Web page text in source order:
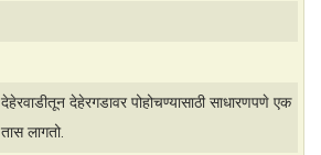
देहेरवाडीतून देहेरगडावर पोहोचण्यासाठी साधारणपणे एक
तास लागतो.